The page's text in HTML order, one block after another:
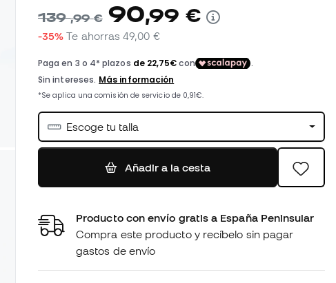
139,99 € 90,99 €
-35% Te ahorras49,00 €
Escoge tu talla
Añadir a la cesta
Producto con envío gratis a España Peninsular
Compra este producto y recíbelo sin pagar
gastos de envío